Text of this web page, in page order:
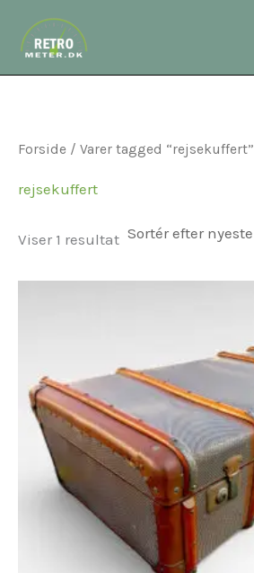
indholdet
e
a
Forside / Varer tagged “rejsekuffert”
rejsekuffert
Viser 1 resultat